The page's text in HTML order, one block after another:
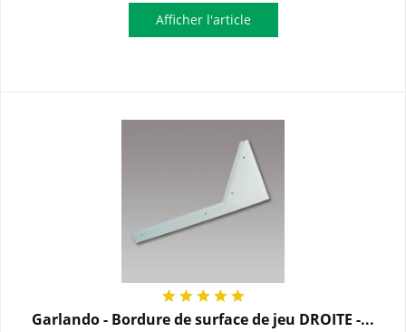
Afficher l'article
Garlando - Bordure de surface de jeu DROITE -...